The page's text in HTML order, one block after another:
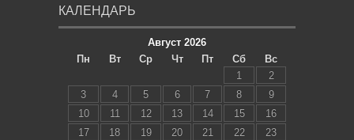
КАЛЕНДАРЬ
Август 2026
Пн
Вт Ср Чт Пт Сб
Вс
1
2
3
4 5 6 7 8
9
10
11 12 13 14 15
16
17
18 19 20 21 22
23